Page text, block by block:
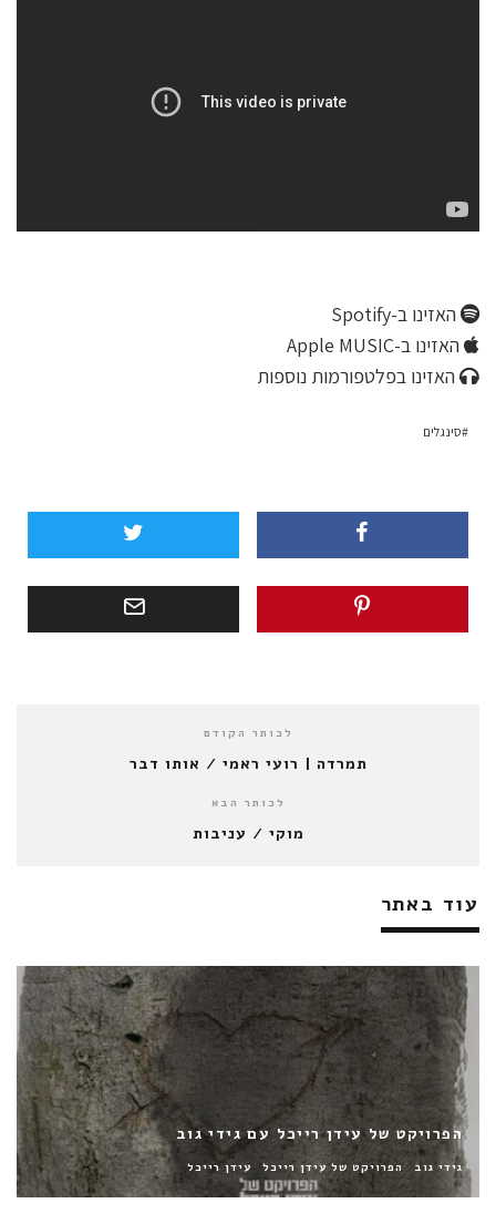
האזינו ב-Spotify
האזינו ב-Apple MUSIC
האזינו בפלטפורמות נוספות
סינגלים
לכותר הקודם
תמרדה | רועי ראמי / אותו דבר
לכותר הבא
מוקי / עניבות
עוד באתר
יוני רכטר / הנסיך הגדול
יוני רכטר